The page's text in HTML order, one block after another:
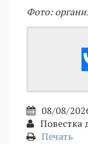
Фото:
08/08/
Повестка
Печать